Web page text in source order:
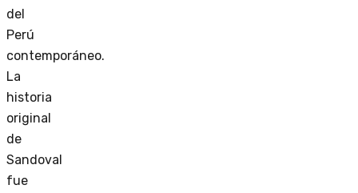
del
Perú
contemporáneo.
La
historia
original
de
Sandoval
fue